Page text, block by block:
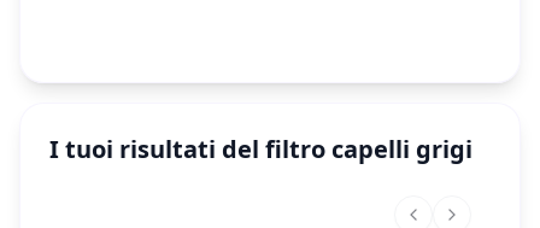
I tuoi risultati del filtro capelli grigi